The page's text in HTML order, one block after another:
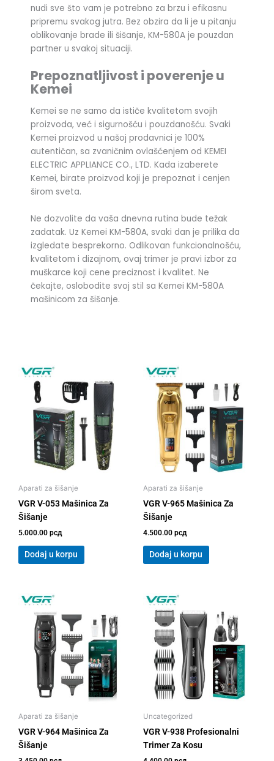
nudi sve što vam je potrebno za brzu i efikasnu
pripremu svakog jutra. Bez obzira da li je u pitanju
oblikovanje brade ili šišanje, KM-580A je pouzdan
partner u svakoj situaciji.
Prepoznatljivost i poverenje u
Kemei
Kemei se ne samo da ističe kvalitetom svojih
proizvoda, već i sigurnošću i pouzdanošću. Svaki
Kemei proizvod u našoj prodavnici je 100%
autentičan, sa zvaničnim ovlašćenjem od KEMEI
ELECTRIC APPLIANCE CO., LTD. Kada izaberete
Kemei, birate proizvod koji je prepoznat i cenjen
širom sveta.
Ne dozvolite da vaša dnevna rutina bude težak
zadatak. Uz Kemei KM-580A, svaki dan je prilika da
izgledate besprekorno. Odlikovan funkcionalnošću,
kvalitetom i dizajnom, ovaj trimer je pravi izbor za
muškarce koji cene preciznost i kvalitet. Ne
čekajte, oslobodite svoj stil sa Kemei KM-580A
mašinicom za šišanje.
Aparati za šišanje
VGR V-053 Mašinica Za
Šišanje
5.000.00 рсд
Dodaj u korpu
Aparati za šišanje
VGR V-965 Mašinica Za
Šišanje
4.500.00 рсд
Dodaj u korpu
Aparati za šišanje
VGR V-964 Mašinica Za
Šišanje
Uncategorized
VGR V-938 Profesionalni
Trimer Za Kosu